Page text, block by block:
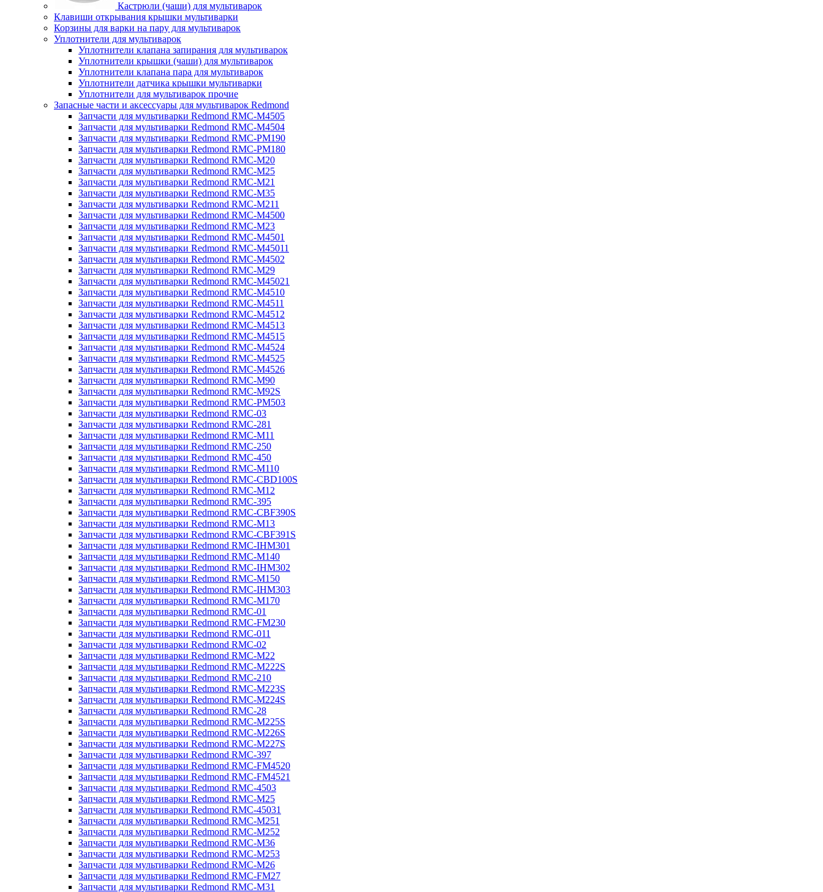
Кастрюли (чаши) для мультиварок
Клавиши открывания крышки мультиварки
Корзины для варки на пару для мультиварок
Уплотнители для мультиварок
Уплотнители клапана запирания для мультиварок
Уплотнители крышки (чаши) для мультиварок
Уплотнители клапана пара для мультиварок
Уплотнители датчика крышки мультиварки
Уплотнители для мультиварок прочие
Запасные части и аксессуары для мультиварок Redmond
Запчасти для мультиварки Redmond RMC-M4505
Запчасти для мультиварки Redmond RMC-M4504
Запчасти для мультиварки Redmond RMC-PM190
Запчасти для мультиварки Redmond RMC-PM180
Запчасти для мультиварки Redmond RMC-M20
Запчасти для мультиварки Redmond RMC-M25
Запчасти для мультиварки Redmond RMC-M21
Запчасти для мультиварки Redmond RMC-M35
Запчасти для мультиварки Redmond RMC-M211
Запчасти для мультиварки Redmond RMC-M4500
Запчасти для мультиварки Redmond RMC-M23
Запчасти для мультиварки Redmond RMC-M4501
Запчасти для мультиварки Redmond RMC-M45011
Запчасти для мультиварки Redmond RMC-M4502
Запчасти для мультиварки Redmond RMC-M29
Запчасти для мультиварки Redmond RMC-M45021
Запчасти для мультиварки Redmond RMC-M4510
Запчасти для мультиварки Redmond RMC-M4511
Запчасти для мультиварки Redmond RMC-M4512
Запчасти для мультиварки Redmond RMC-M4513
Запчасти для мультиварки Redmond RMC-M4515
Запчасти для мультиварки Redmond RMC-M4524
Запчасти для мультиварки Redmond RMC-M4525
Запчасти для мультиварки Redmond RMC-M4526
Запчасти для мультиварки Redmond RMC-M90
Запчасти для мультиварки Redmond RMC-M92S
Запчасти для мультиварки Redmond RMC-PM503
Запчасти для мультиварки Redmond RMC-03
Запчасти для мультиварки Redmond RMC-281
Запчасти для мультиварки Redmond RMC-M11
Запчасти для мультиварки Redmond RMC-250
Запчасти для мультиварки Redmond RMC-450
Запчасти для мультиварки Redmond RMC-M110
Запчасти для мультиварки Redmond RMC-CBD100S
Запчасти для мультиварки Redmond RMC-M12
Запчасти для мультиварки Redmond RMC-395
Запчасти для мультиварки Redmond RMC-CBF390S
Запчасти для мультиварки Redmond RMC-M13
Запчасти для мультиварки Redmond RMC-CBF391S
Запчасти для мультиварки Redmond RMC-IHM301
Запчасти для мультиварки Redmond RMC-M140
Запчасти для мультиварки Redmond RMC-IHM302
Запчасти для мультиварки Redmond RMC-M150
Запчасти для мультиварки Redmond RMC-IHM303
Запчасти для мультиварки Redmond RMC-M170
Запчасти для мультиварки Redmond RMC-01
Запчасти для мультиварки Redmond RMC-FM230
Запчасти для мультиварки Redmond RMC-011
Запчасти для мультиварки Redmond RMC-02
Запчасти для мультиварки Redmond RMC-M22
Запчасти для мультиварки Redmond RMC-M222S
Запчасти для мультиварки Redmond RMC-210
Запчасти для мультиварки Redmond RMC-M223S
Запчасти для мультиварки Redmond RMC-M224S
Запчасти для мультиварки Redmond RMC-28
Запчасти для мультиварки Redmond RMC-M225S
Запчасти для мультиварки Redmond RMC-M226S
Запчасти для мультиварки Redmond RMC-M227S
Запчасти для мультиварки Redmond RMC-397
Запчасти для мультиварки Redmond RMC-FM4520
Запчасти для мультиварки Redmond RMC-FM4521
Запчасти для мультиварки Redmond RMC-4503
Запчасти для мультиварки Redmond RMC-M25
Запчасти для мультиварки Redmond RMC-45031
Запчасти для мультиварки Redmond RMC-M251
Запчасти для мультиварки Redmond RMC-M252
Запчасти для мультиварки Redmond RMC-M36
Запчасти для мультиварки Redmond RMC-M253
Запчасти для мультиварки Redmond RMC-M26
Запчасти для мультиварки Redmond RMC-FM27
Запчасти для мультиварки Redmond RMC-M31